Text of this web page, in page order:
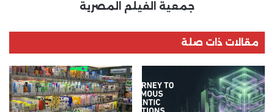
جمعية الفيلم المصرية
مقالات ذات صلة